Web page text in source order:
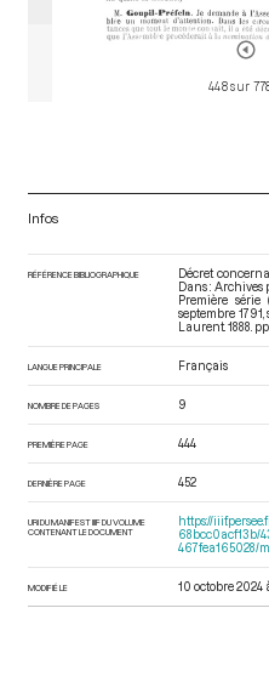
448 sur
Infos
RÉFÉRENCE BIBLIOGRAPHIQUE
Décret
Dans :
Première
septembre 1791
Laurent. 1888.
LANGUE PRINCIPALE Français
NOMBRE DE PAGES 9
PREMIÈRE PAGE 444
DERNIÈRE PAGE 452
URI DU MANIFEST IIIF DU VOLUME
CONTENANT LE DOCUMENT
https://
68bcc0acf13b/
467fea165028/
MODIFIÉ LE 10 octobre 2024 à